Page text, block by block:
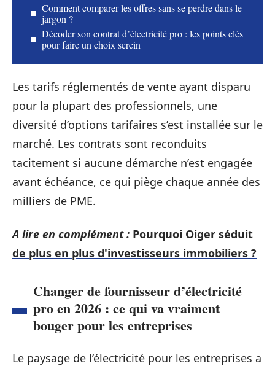
Comment comparer les offres sans se perdre dans le
jargon ?
Décoder son contrat d’électricité pro : les points clés
pour faire un choix serein
Les tarifs réglementés de vente ayant disparu
pour la plupart des professionnels, une
diversité d’options tarifaires s’est installée sur le
marché. Les contrats sont reconduits
tacitement si aucune démarche n’est engagée
avant échéance, ce qui piège chaque année des
milliers de PME.
A lire en complément : Pourquoi Oiger séduit
de plus en plus d'investisseurs immobiliers ?
Changer de fournisseur d’électricité
pro en 2026 : ce qui va vraiment
bouger pour les entreprises
Le paysage de l’électricité pour les entreprises a